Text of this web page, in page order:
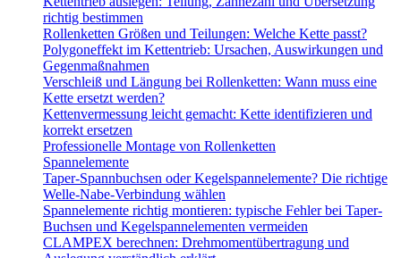
richtig bestimmen
Rollenketten Größen und Teilungen: Welche Kette passt?
Polygoneffekt im Kettentrieb: Ursachen, Auswirkungen und
Gegenmaßnahmen
Verschleiß und Längung bei Rollenketten: Wann muss eine
Kette ersetzt werden?
Kettenvermessung leicht gemacht: Kette identifizieren und
korrekt ersetzen
Professionelle Montage von Rollenketten
Spannelemente
Taper-Spannbuchsen oder Kegelspannelemente? Die richtige
Welle-Nabe-Verbindung wählen
Spannelemente richtig montieren: typische Fehler bei Taper-
Buchsen und Kegelspannelementen vermeiden
CLAMPEX berechnen: Drehmomentübertragung und